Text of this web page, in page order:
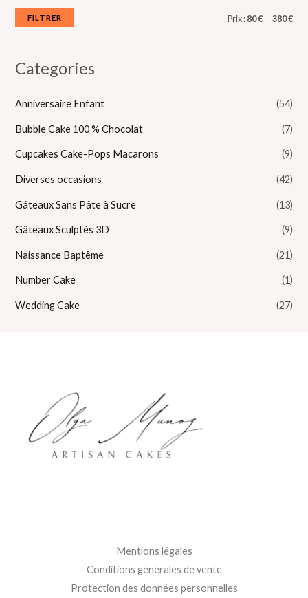
ia
FILTRER Prix :80 €—380 €
Categories
Anniversaire Enfant (54)
Bubble Cake 100 % Chocolat (7)
Cupcakes Cake-Pops Macarons (9)
Diverses occasions (42)
Gâteaux Sans Pâte à Sucre (13)
Gâteaux Sculptés 3D (9)
Naissance Baptême (21)
Number Cake (1)
Wedding Cake (27)
Mentions légales
Conditions générales de vente
Protection des données personnelles